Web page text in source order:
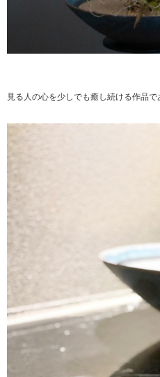
見る人の心を少しでも癒し続ける作品で